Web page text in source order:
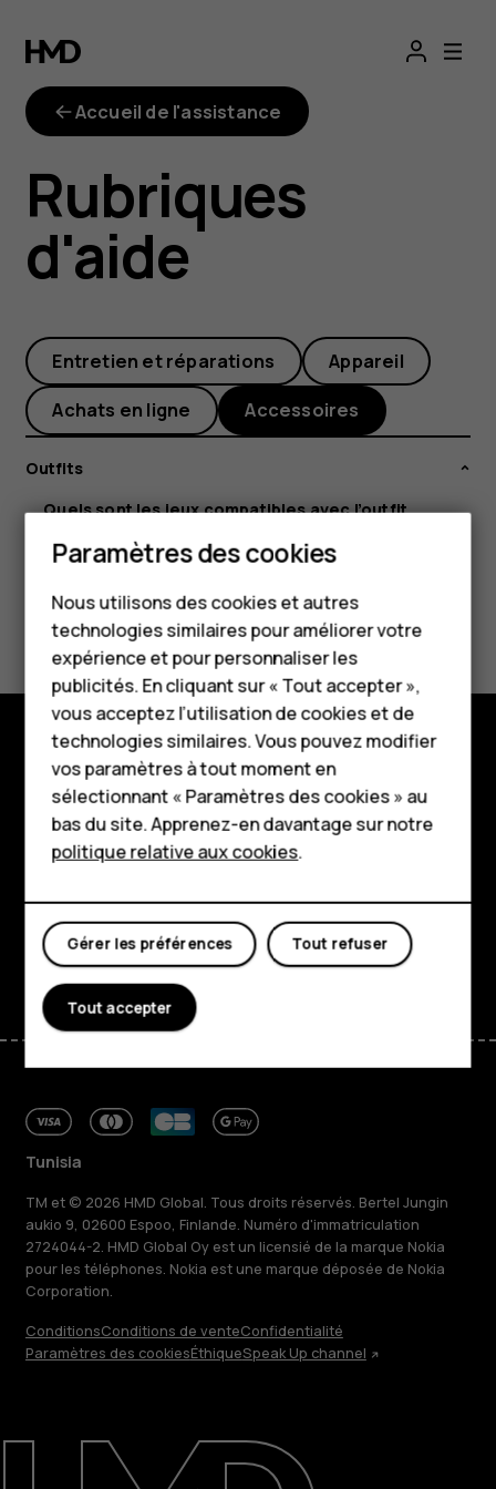
Quels
sont
les
jeux
compatibles
avec
l’outfit
Gaming ?
Smartphones
Téléphones classiques
HMD Terra M
Pour les entreprises
Tablettes
Boutique
Mon compte
Réparer, réutiliser, recycler
Responsable
Accueil de l'assistance
Rubriques
d'aide
Entretien et réparations Appareil
Achats en ligne Accessoires
Outfits
Quels sont les jeux compatibles avec l’outfit
Connectivity
Boutique
À propos
Planet and people
Assistance
FacebookInstagram
TiktokYoutubeLinkedinDiscord
Tunisia
TM et © 2026 HMD Global. Tous droits réservés. Bertel Jungin
aukio 9, 02600 Espoo, Finlande. Numéro d'immatriculation
2724044-2. HMD Global Oy est un licensié de la marque Nokia
pour les téléphones. Nokia est une marque déposée de Nokia
Corporation.
ConditionsConditions de venteConfidentialité
Paramètres des cookiesÉthiqueSpeak Up channel
Paramètres des cookies
Nous utilisons des cookies et autres
technologies similaires pour améliorer votre
expérience et pour personnaliser les
publicités. En cliquant sur « Tout accepter »,
vous acceptez l’utilisation de cookies et de
technologies similaires. Vous pouvez modifier
vos paramètres à tout moment en
sélectionnant « Paramètres des cookies » au
bas du site. Apprenez-en davantage sur notre
politique relative aux cookies.
Tout refuser
Gérer les préférences
Tout accepter